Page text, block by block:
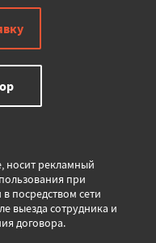
носит рекламный
при
в посредством сети
выезда сотрудника и
договора.